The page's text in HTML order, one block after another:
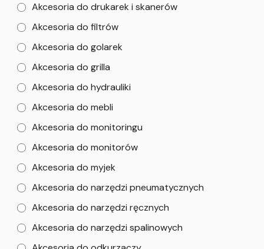
Akcesoria do drukarek i skanerów
Akcesoria do filtrów
Akcesoria do golarek
Akcesoria do grilla
Akcesoria do hydrauliki
Akcesoria do mebli
Akcesoria do monitoringu
Akcesoria do monitorów
Akcesoria do myjek
Akcesoria do narzędzi pneumatycznych
Akcesoria do narzędzi ręcznych
Akcesoria do narzędzi spalinowych